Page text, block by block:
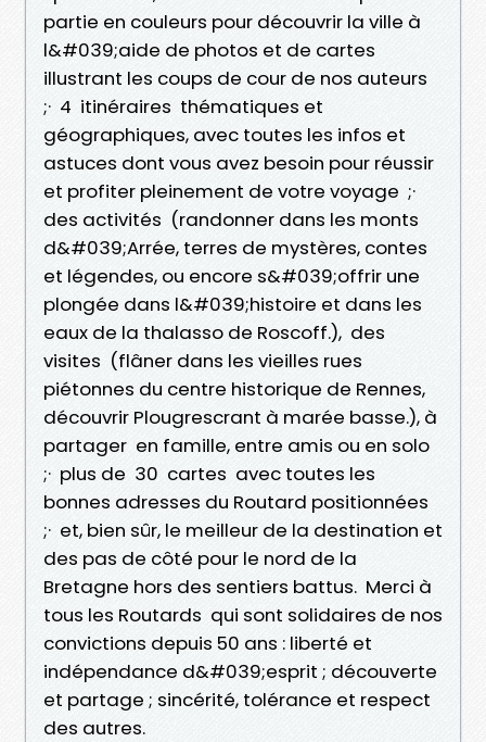
partie en couleurs pour découvrir la ville à
l&#039;aide de photos et de cartes
illustrant les coups de cour de nos auteurs
;· 4 itinéraires thématiques et
géographiques, avec toutes les infos et
astuces dont vous avez besoin pour réussir
et profiter pleinement de votre voyage ;·
des activités (randonner dans les monts
d&#039;Arrée, terres de mystères, contes
et légendes, ou encore s&#039;offrir une
plongée dans l&#039;histoire et dans les
eaux de la thalasso de Roscoff.), des
visites (flâner dans les vieilles rues
piétonnes du centre historique de Rennes,
découvrir Plougrescrant à marée basse.), à
partager en famille, entre amis ou en solo
;· plus de 30 cartes avec toutes les
bonnes adresses du Routard positionnées
;· et, bien sûr, le meilleur de la destination et
des pas de côté pour le nord de la
Bretagne hors des sentiers battus. Merci à
tous les Routards qui sont solidaires de nos
convictions depuis 50 ans : liberté et
indépendance d&#039;esprit ; découverte
et partage ; sincérité, tolérance et respect
des autres.